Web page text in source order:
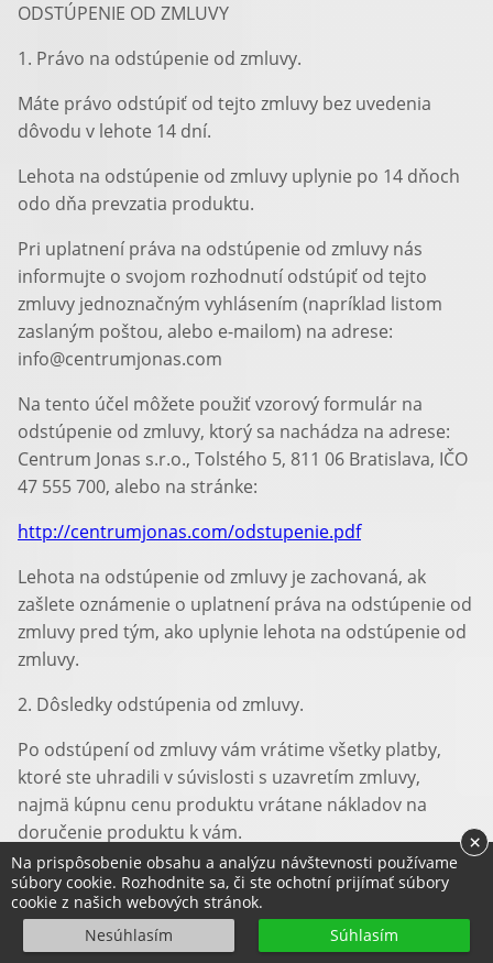
Na prispôsobenie obsahu a analýzu návštevnosti používame
súbory cookie. Rozhodnite sa, či ste ochotní prijímať súbory
cookie z našich webových stránok.
Nesúhlasím
Súhlasím
×
ODSTÚPENIE OD ZMLUVY
1. Právo na odstúpenie od zmluvy.
Máte právo odstúpiť od tejto zmluvy bez uvedenia
dôvodu v lehote 14 dní.
Lehota na odstúpenie od zmluvy uplynie po 14 dňoch
odo dňa prevzatia produktu.
Pri uplatnení práva na odstúpenie od zmluvy nás
informujte o svojom rozhodnutí odstúpiť od tejto
zmluvy jednoznačným vyhlásením (napríklad listom
zaslaným poštou, alebo e-mailom) na adrese:
info@centrumjonas.com
Na tento účel môžete použiť vzorový formulár na
odstúpenie od zmluvy, ktorý sa nachádza na adrese:
Centrum Jonas s.r.o., Tolstého 5, 811 06 Bratislava, IČO
47 555 700, alebo na stránke:
http://centrumjonas.com/odstupenie.pdf
Lehota na odstúpenie od zmluvy je zachovaná, ak
zašlete oznámenie o uplatnení práva na odstúpenie od
zmluvy pred tým, ako uplynie lehota na odstúpenie od
zmluvy.
2. Dôsledky odstúpenia od zmluvy.
Po odstúpení od zmluvy vám vrátime všetky platby,
ktoré ste uhradili v súvislosti s uzavretím zmluvy,
najmä kúpnu cenu produktu vrátane nákladov na
doručenie produktu k vám.
Platby vám budú vrátené bez zbytočného odkladu,
najneskôr do 14 dní odo dňa, keď nám bude doručené
vaše oznámenie o odstúpení od zmluvy. Ich úhrada